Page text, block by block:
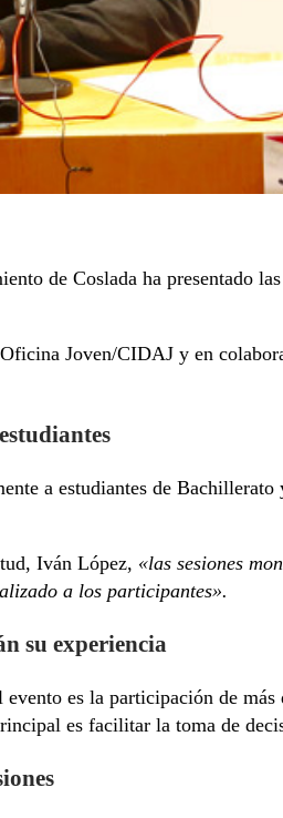
de Coslada ha presentado
Joven/CIDAJ y en
a estudiantes de
Iván López, «las sesiones
a los participantes».
su experiencia
evento es la participación de
es facilitar la toma de